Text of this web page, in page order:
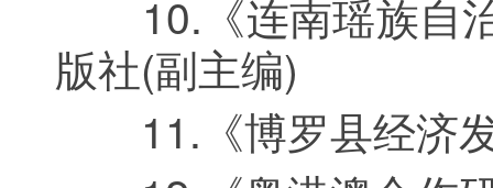
10.《连南瑶族自治
版社(副主编)
11.《博罗县经济发